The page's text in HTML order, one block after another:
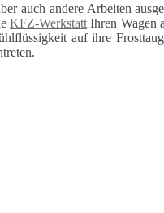
auch andere Arbeiten
KFZ-WerkstattIhren Wagen
auf ihre